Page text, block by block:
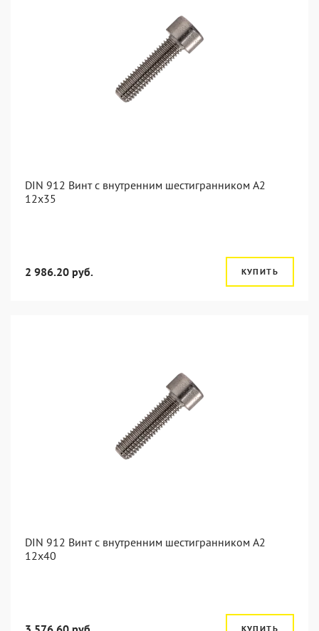
DIN 912 Винт с внутренним шестигранником А2
12х35
2 986.20 руб. КУПИТЬ
DIN 912 Винт с внутренним шестигранником А2
12х40
КУПИТЬ